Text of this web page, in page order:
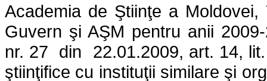
Academia de Ştiinţe a
Guvern şi AŞM pentru anii
nr. 27 din 22.01.2009, art. 14,
ştiinţifice cu instituţii similare şi